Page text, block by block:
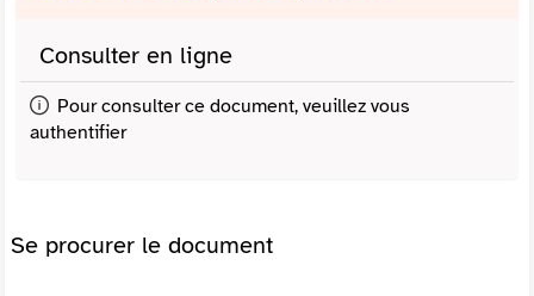
Consulter en ligne
Pour consulter ce document, veuillez vous
authentifier
Se procurer le document